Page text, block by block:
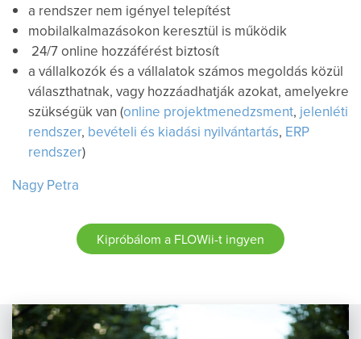
a rendszer nem igényel telepítést
mobilalkalmazásokon keresztül is működik
24/7 online hozzáférést biztosít
a vállalkozók és a vállalatok számos megoldás közül
választhatnak, vagy hozzáadhatják azokat, amelyekre
szükségük van (online projektmenedzsment, jelenléti
rendszer, bevételi és kiadási nyilvántartás, ERP
rendszer)
Nagy Petra
Kipróbálom a FLOWii-t ingyen